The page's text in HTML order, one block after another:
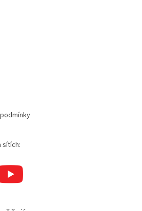
sítích: